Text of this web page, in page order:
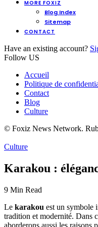
MORE FOXIZ
Blog Index
Sitemap
CONTACT
Have an existing account?
Follow US
Accueil
Politique de
Contact
Blog
Culture
© Foxiz News Network.
Culture
Karakou :
9 Min Read
Le karakou est un symbole
tradition et modernité. Dans
aborderons aussi les raisons